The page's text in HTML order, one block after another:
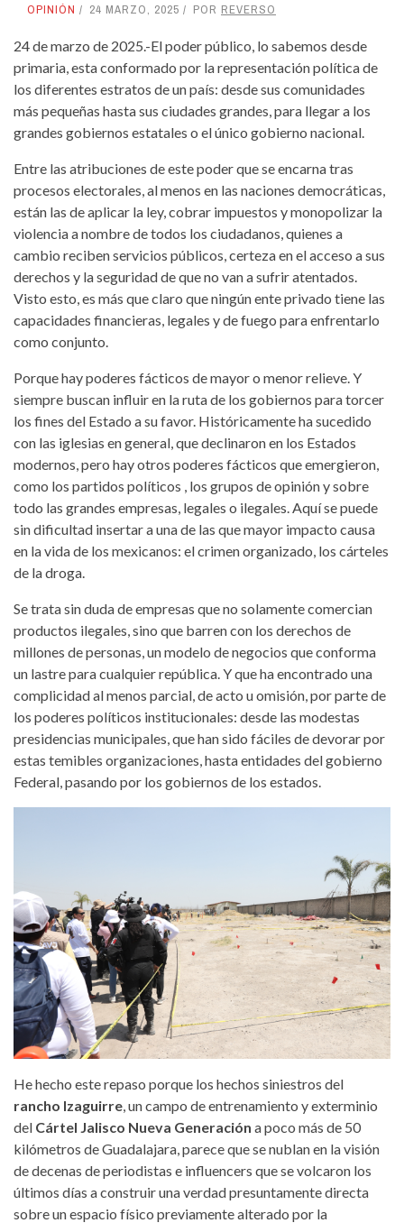
OPINIÓN 24 MARZO, 2025 POR REVERSO
24 de marzo de 2025.-El poder público, lo sabemos desde
primaria, esta conformado por la representación política de
los diferentes estratos de un país: desde sus comunidades
más pequeñas hasta sus ciudades grandes, para llegar a los
grandes gobiernos estatales o el único gobierno nacional.
Entre las atribuciones de este poder que se encarna tras
procesos electorales, al menos en las naciones democráticas,
están las de aplicar la ley, cobrar impuestos y monopolizar la
violencia a nombre de todos los ciudadanos, quienes a
cambio reciben servicios públicos, certeza en el acceso a sus
derechos y la seguridad de que no van a sufrir atentados.
Visto esto, es más que claro que ningún ente privado tiene las
capacidades financieras, legales y de fuego para enfrentarlo
como conjunto.
Porque hay poderes fácticos de mayor o menor relieve. Y
siempre buscan influir en la ruta de los gobiernos para torcer
los fines del Estado a su favor. Históricamente ha sucedido
con las iglesias en general, que declinaron en los Estados
modernos, pero hay otros poderes fácticos que emergieron,
como los partidos políticos , los grupos de opinión y sobre
todo las grandes empresas, legales o ilegales. Aquí se puede
sin dificultad insertar a una de las que mayor impacto causa
en la vida de los mexicanos: el crimen organizado, los cárteles
de la droga.
Se trata sin duda de empresas que no solamente comercian
productos ilegales, sino que barren con los derechos de
millones de personas, un modelo de negocios que conforma
un lastre para cualquier república. Y que ha encontrado una
complicidad al menos parcial, de acto u omisión, por parte de
los poderes políticos institucionales: desde las modestas
presidencias municipales, que han sido fáciles de devorar por
estas temibles organizaciones, hasta entidades del gobierno
Federal, pasando por los gobiernos de los estados.
He hecho este repaso porque los hechos siniestros del
rancho Izaguirre, un campo de entrenamiento y exterminio
del Cártel Jalisco Nueva Generación a poco más de 50
kilómetros de Guadalajara, parece que se nublan en la visión
de decenas de periodistas e influencers que se volcaron los
últimos días a construir una verdad presuntamente directa
sobre un espacio físico previamente alterado por la